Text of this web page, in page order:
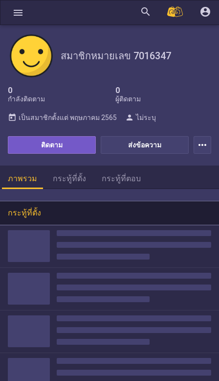
menu search account_circle
สมาชิกหมายเลข 7016347
0
กำลังติดตาม
0
ผู้ติดตาม
ส่งข้อความ
ติดตาม
today เป็นสมาชิกตั้งแต่ พฤษภาคม 2565 person ไม่ระบุ
more_horiz
ภาพรวม กระทู้ที่ตั้ง กระทู้ที่ตอบ
กระทู้ที่ตั้ง